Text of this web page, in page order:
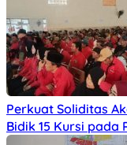
Perkuat Soliditas
Bidik 15 Kursi pada